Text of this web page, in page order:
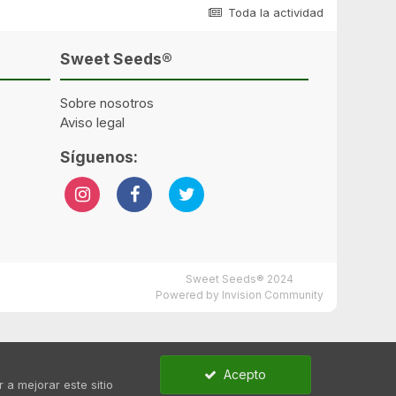
Toda la actividad
Sweet Seeds®
Sobre nosotros
Aviso legal
Síguenos:
Sweet Seeds® 2024
Powered by Invision Community
mejorar este sitio
Acepto